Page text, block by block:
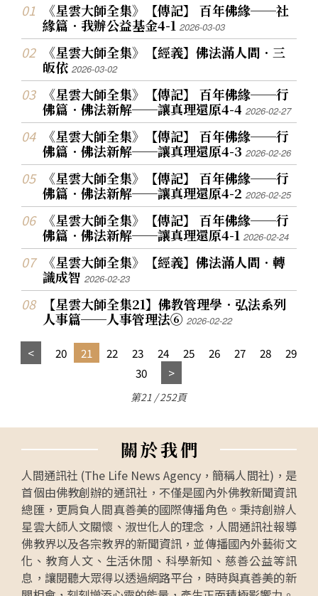
《星雲大師全集》【傳記】 百年佛緣──社
緣篇．我辦公益基金4-12026-03-03
《星雲大師全集》【經義】佛法滿人間．三
皈依2026-03-02
《星雲大師全集》【傳記】 百年佛緣──行
佛篇．佛法新解──讓真理還原4-42026-02-27
《星雲大師全集》【傳記】 百年佛緣──行
佛篇．佛法新解──讓真理還原4-32026-02-26
《星雲大師全集》【傳記】 百年佛緣──行
佛篇．佛法新解──讓真理還原4-22026-02-25
《星雲大師全集》【傳記】 百年佛緣──行
佛篇．佛法新解──讓真理還原4-12026-02-24
《星雲大師全集》【經義】佛法滿人間．轉
識成智2026-02-23
【星雲大師全集21】佛教管理學．弘法系列
人事篇──人事管理法⑥2026-02-22
20 21 22 23 24 25 26 27 28
29
30
第21 / 252頁
關於我們
人間通訊社 (The Life News Agency，簡稱人間社)，是
首個由佛教創辦的通訊社，不僅是國內外佛教新聞資訊
總匯，更肩負人間真善美的國際傳播角色。秉持創辦人
星雲大師人文關懷、淑世化人的理念，人間通訊社報導
佛教界以及各宗教界的新聞資訊，並傳播國內外藝術文
化、教育人文、生活休閒、科學新知、慈善公益等訊
息，讓閱聽大眾得以透過網路平台，時時與真善美的新